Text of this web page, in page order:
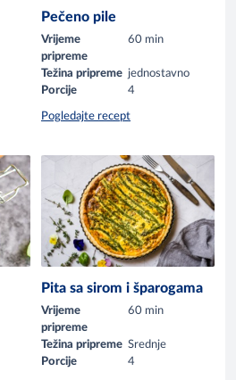
Pečeno pile
Vrijeme
pripreme
60 min
Težina pripreme jednostavno
Porcije
4
Pogledajte recept
Pita sa sirom i šparogama
Vrijeme
pripreme
60 min
Težina pripreme Srednje
Porcije
4